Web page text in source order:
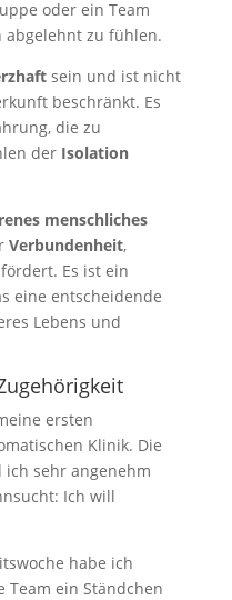
oder ein Team
abgelehnt zu fühlen.
sein und ist nicht
beschränkt. Es
die zu
der Isolation
menschliches
Verbundenheit,
Es ist ein
eine entscheidende
Lebens und
ersten
Klinik. Die
sehr angenehm
Ich will
habe ich
Team ein Ständchen